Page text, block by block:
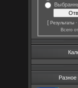
[Результаты
Всего